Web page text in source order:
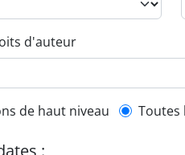
d'auteur
description filter
de haut niveau Toutes
: